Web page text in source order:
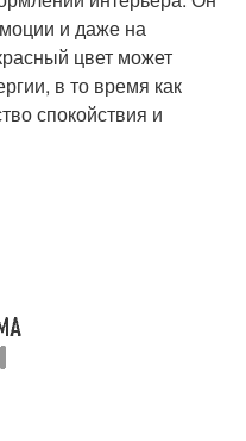
и даже на
цвет может
в то время как
спокойствия и